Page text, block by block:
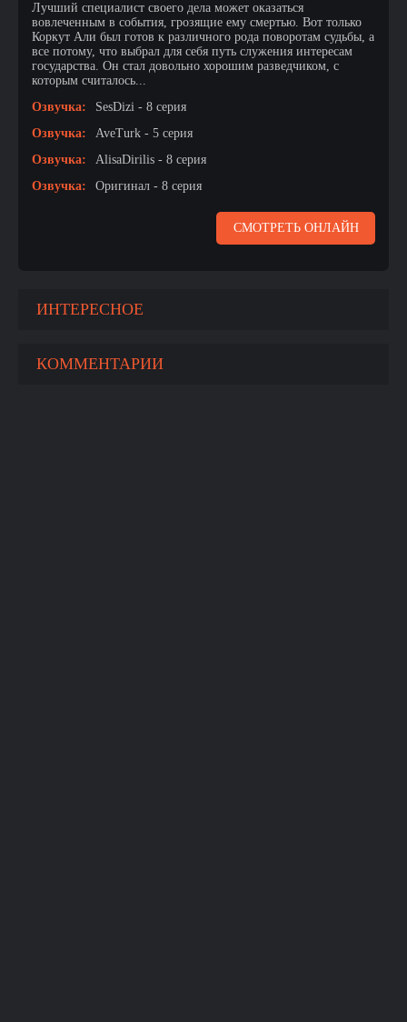
Лучший специалист своего дела может оказаться
вовлеченным в события, грозящие ему смертью. Вот только
Коркут Али был готов к различного рода поворотам судьбы, а
все потому, что выбрал для себя путь служения интересам
государства. Он стал довольно хорошим разведчиком, с
которым считалось...
Озвучка:
SesDizi - 8 серия
Озвучка:
AveTurk - 5 серия
Озвучка:
AlisaDirilis - 8 серия
Озвучка:
Оригинал - 8 серия
СМОТРЕТЬ ОНЛАЙН
ИНТЕРЕСНОЕ
КОММЕНТАРИИ